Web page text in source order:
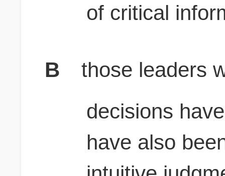
of critical
B
those leaders
decisions
have also